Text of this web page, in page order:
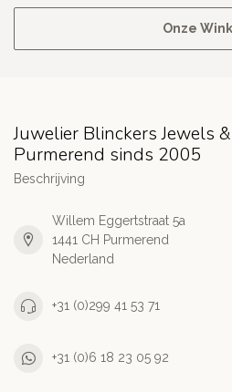
Onze
Juwelier Blinckers Jewels
Purmerend sinds 2005
Beschrijving
Willem Eggertstraat 5a
1441 CH Purmerend
Nederland
+31 (0)299 41 53 71
+31 (0)6 18 23 05 92